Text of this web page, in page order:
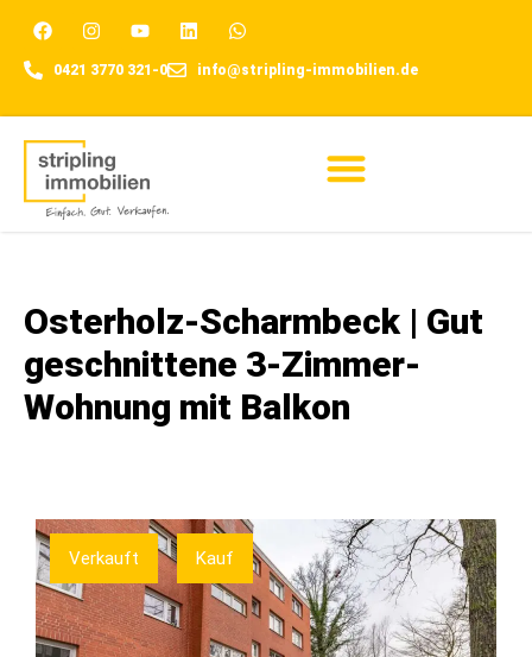
0421 3770 321-0 info@stripling-immobilien.de
Osterholz-Scharmbeck | Gut
geschnittene 3-Zimmer-
Wohnung mit Balkon
Verkauft Kauf